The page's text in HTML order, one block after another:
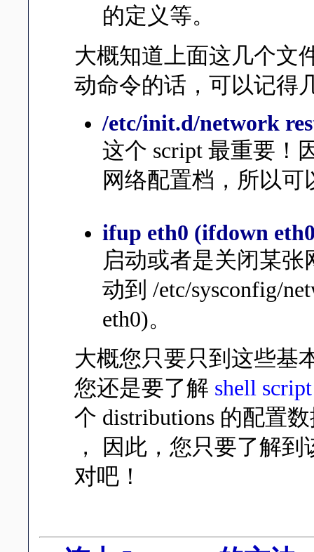
的定义等。
大概知道上面这几个文
动命令的话，可以记得
/etc/init.d/network
这个 script 最重要！
网络配置档，所以
ifup eth0 (ifdown
启动或者是关闭某张
动到 /etc/sysconfig/
eth0)。
大概您只要只到这些基
您还是要了解 shell script
个 distributions 的配置
， 因此，您只要了解
对吧！